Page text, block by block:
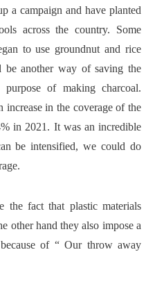
a campaign and have planted
across the country. Some
to use groundnut and rice
another way of saving the
of making charcoal.
in the coverage of the
in 2021. It was an incredible
be intensified, we could do
the fact that plastic materials
other hand they also impose a
of “ Our throw away